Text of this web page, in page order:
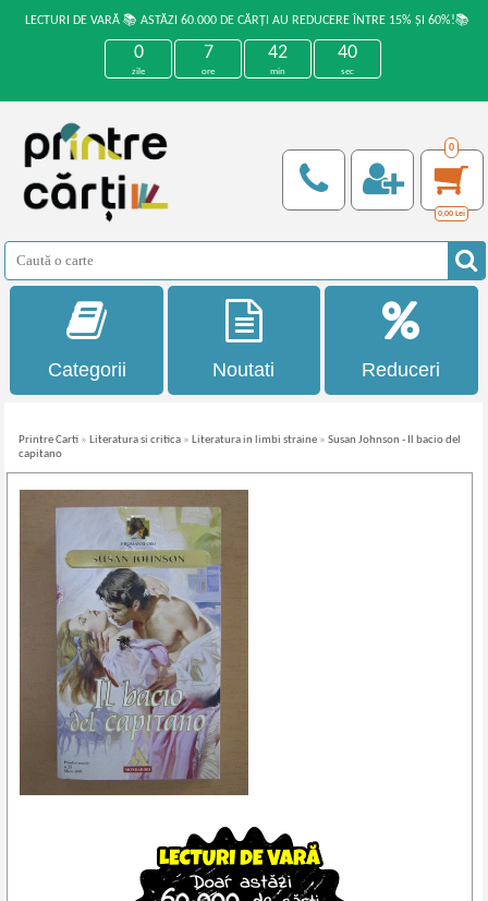
LECTURI DE VARĂ 📚 ASTĂZI 60.000 DE CĂRȚI AU REDUCERE ÎNTRE 15% ȘI 60%!📚
0
zile
7
ore
42
min
40
sec
0
0,00 Lei
Categorii Noutati Reduceri
Printre Carti » Literatura si critica » Literatura in limbi straine »Susan Johnson - Il bacio del
capitano